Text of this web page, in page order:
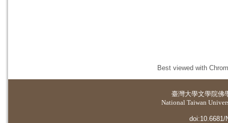
Best viewed with
臺灣大學文學院佛
National Taiwan
doi:10.6681/